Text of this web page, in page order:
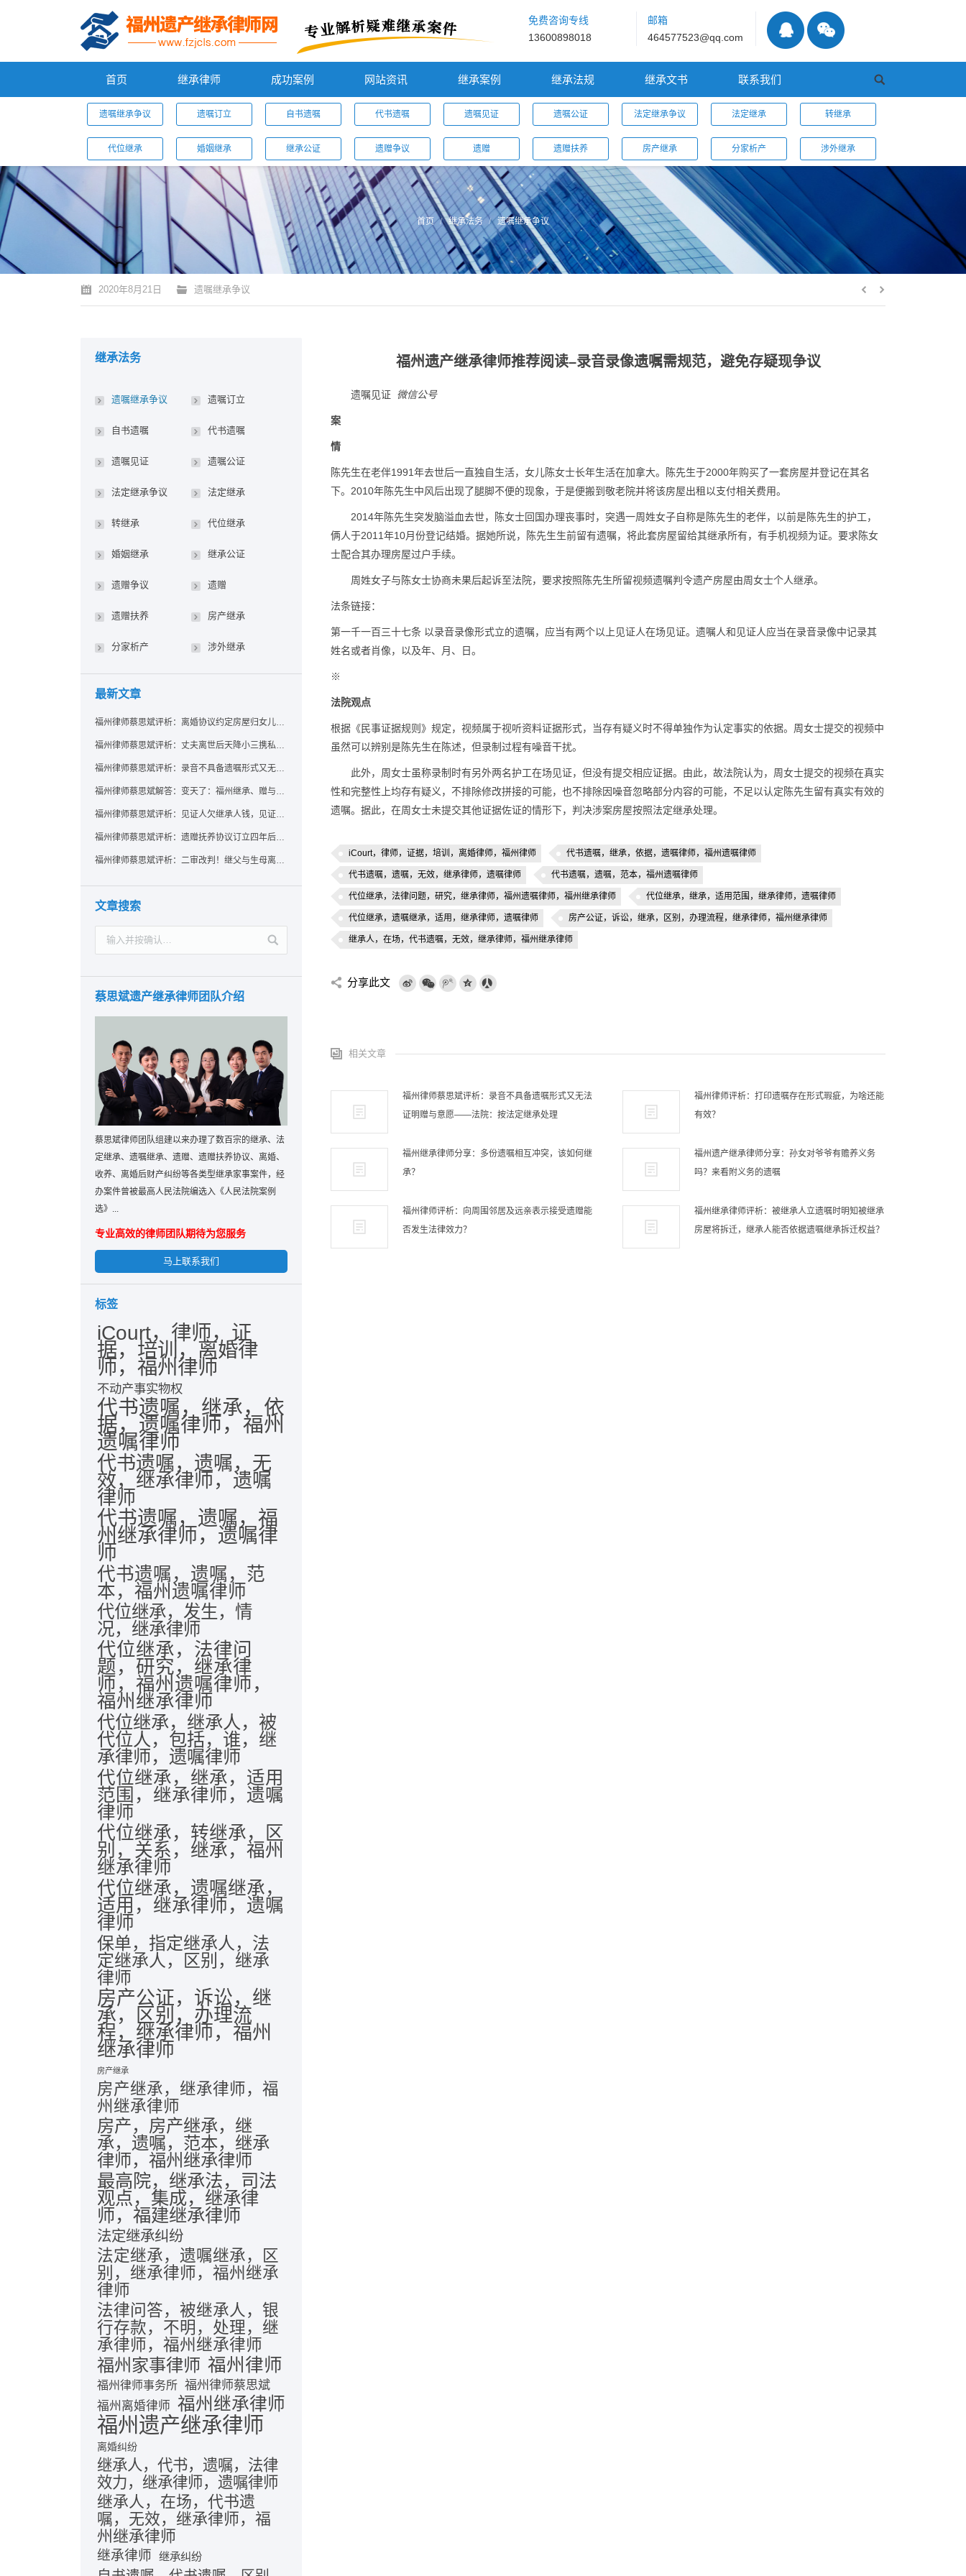
免费咨询专线
13600898018
邮箱
464577523@qq.com
首页 继承律师 成功案例 网站资讯 继承案例 继承法规 继承文书 联系我们
遗嘱继承争议 遗嘱订立 自书遗嘱 代书遗嘱 遗嘱见证 遗嘱公证 法定继承争议 法定继承 转继承
代位继承 婚姻继承 继承公证 遗赠争议 遗赠 遗赠扶养 房产继承 分家析产 涉外继承
您的位置： 首页 继承法务 遗嘱继承争议
2020年8月21日 遗嘱继承争议
福州遗产继承律师推荐阅读–录音录像遗嘱需规范，避免存疑现争议
遗嘱见证 微信公号
案
情
陈先生在老伴1991年去世后一直独自生活，女儿陈女士长年生活在加拿大。陈先生于2000年购买了一套房屋并登记在其名
下。2010年陈先生中风后出现了腿脚不便的现象，于是便搬到敬老院并将该房屋出租以支付相关费用。
2014年陈先生突发脑溢血去世，陈女士回国办理丧事时，突遇一周姓女子自称是陈先生的老伴，以前是陈先生的护工，
俩人于2011年10月份登记结婚。据她所说，陈先生生前留有遗嘱，将此套房屋留给其继承所有，有手机视频为证。要求陈女
士配合其办理房屋过户手续。
周姓女子与陈女士协商未果后起诉至法院，要求按照陈先生所留视频遗嘱判令遗产房屋由周女士个人继承。
法条链接：
第一千一百三十七条 以录音录像形式立的遗嘱，应当有两个以上见证人在场见证。遗嘱人和见证人应当在录音录像中记录其
姓名或者肖像，以及年、月、日。
※
法院观点
根据《民事证据规则》规定，视频属于视听资料证据形式，当存有疑义时不得单独作为认定事实的依据。周女士提交的视频中
虽然可以辨别是陈先生在陈述，但录制过程有噪音干扰。
此外，周女士虽称录制时有另外两名护工在场见证，但没有提交相应证据。由此，故法院认为，周女士提交的视频在真实
性和完整性上均存有疑义，不排除修改拼接的可能，也不排除因噪音忽略部分内容的可能，不足以认定陈先生留有真实有效的
遗嘱。据此，在周女士未提交其他证据佐证的情形下，判决涉案房屋按照法定继承处理。
iCourt，律师，证据，培训，离婚律师，福州律师 代书遗嘱，继承，依据，遗嘱律师，福州遗嘱律师
代书遗嘱，遗嘱，无效，继承律师，遗嘱律师 代书遗嘱，遗嘱，范本，福州遗嘱律师
代位继承，法律问题，研究，继承律师，福州遗嘱律师，福州继承律师 代位继承，继承，适用范围，继承律师，遗嘱律师
代位继承，遗嘱继承，适用，继承律师，遗嘱律师 房产公证，诉讼，继承，区别，办理流程，继承律师，福州继承律师
继承人，在场，代书遗嘱，无效，继承律师，福州继承律师
分享此文
相关文章
福州律师蔡思斌评析：录音不具备遗嘱形式又无法
证明赠与意愿——法院：按法定继承处理
福州律师评析：打印遗嘱存在形式瑕疵，为啥还能
有效？
福州继承律师分享：多份遗嘱相互冲突，该如何继
承？
福州遗产继承律师分享：孙女对爷爷有赡养义务
吗？来看附义务的遗嘱
福州律师评析：向周围邻居及远亲表示接受遗赠能
否发生法律效力？
福州继承律师评析：被继承人立遗嘱时明知被继承
房屋将拆迁，继承人能否依据遗嘱继承拆迁权益？
继承法务
遗嘱继承争议 遗嘱订立
自书遗嘱 代书遗嘱
遗嘱见证 遗嘱公证
法定继承争议 法定继承
转继承 代位继承
婚姻继承 继承公证
遗赠争议 遗赠
遗赠扶养 房产继承
分家析产 涉外继承
最新文章
福州律师蔡思斌评析：离婚协议约定房屋归女儿所有，父亲去世后继母能否拒绝过户？
福州律师蔡思斌评析：丈夫离世后天降小三携私生子争遗产，法院正义判决保住原配80%份额！
福州律师蔡思斌评析：录音不具备遗嘱形式又无法证明赠与意愿——法院：按法定继承处理
福州律师蔡思斌解答：变天了：福州继承、赠与房产转让要收20%个税？福州国税官方回复来了！
福州律师蔡思斌评析：见证人欠继承人钱，见证遗嘱还有效吗？
福州律师蔡思斌评析：遗赠抚养协议订立四年后丧失民事行为能力，协议有效吗？
福州律师蔡思斌评析：二审改判！继父与生母离婚后，曾受其抚养的继子女是否仍享有继承权？
文章搜索
蔡思斌遗产继承律师团队介绍
蔡思斌律师团队组建以来办理了数百宗的继承、法
定继承、遗嘱继承、遗赠、遗赠扶养协议、离婚、
收养、离婚后财产纠纷等各类型继承家事案件，经
办案件曾被最高人民法院编选入《人民法院案例
选》...
专业高效的律师团队期待为您服务
马上联系我们
标签
iCourt，律师，证
据，培训，离婚律
师，福州律师
不动产事实物权
代书遗嘱，继承，依
据，遗嘱律师，福州
遗嘱律师
代书遗嘱，遗嘱，无
效，继承律师，遗嘱
律师
代书遗嘱，遗嘱，福
州继承律师，遗嘱律
师
代书遗嘱，遗嘱，范
本，福州遗嘱律师
代位继承，发生，情
况，继承律师
代位继承，法律问
题，研究，继承律
师，福州遗嘱律师，
福州继承律师
代位继承，继承人，被
代位人，包括，谁，继
承律师，遗嘱律师
代位继承，继承，适用
范围，继承律师，遗嘱
律师
代位继承，转继承，区
别，关系，继承，福州
继承律师
代位继承，遗嘱继承，
适用，继承律师，遗嘱
律师
保单，指定继承人，法
定继承人，区别，继承
律师
房产公证，诉讼，继
承，区别，办理流
程，继承律师，福州
继承律师
房产继承
房产继承，继承律师，福
州继承律师
房产，房产继承，继
承，遗嘱，范本，继承
律师，福州继承律师
最高院，继承法，司法
观点，集成，继承律
师，福建继承律师
法定继承纠纷
法定继承，遗嘱继承，区
别，继承律师，福州继承
律师
法律问答，被继承人，银
行存款，不明，处理，继
承律师，福州继承律师
福州家事律师 福州律师
福州律师事务所 福州律师蔡思斌
福州离婚律师 福州继承律师
福州遗产继承律师
离婚纠纷
继承人，代书，遗嘱，法律
效力，继承律师，遗嘱律师
继承人，在场，代书遗
嘱，无效，继承律师，福
州继承律师
继承律师 继承纠纷